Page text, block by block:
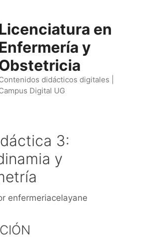
en
y
didácticos digitales |
Digital UG
3:
y
enfermeriacelayane